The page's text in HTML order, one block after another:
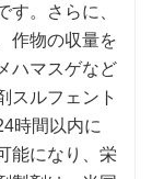
。さらに、
作物の収量を
ハマスゲなど
スルフェント
時間以内に
能になり、栄